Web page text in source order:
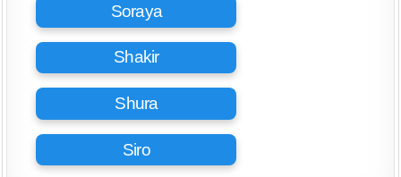
Soraya
Shakir
Shura
Siro